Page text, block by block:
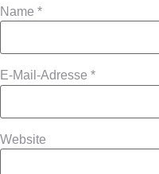
Name *
E-Mail-Adresse *
Website